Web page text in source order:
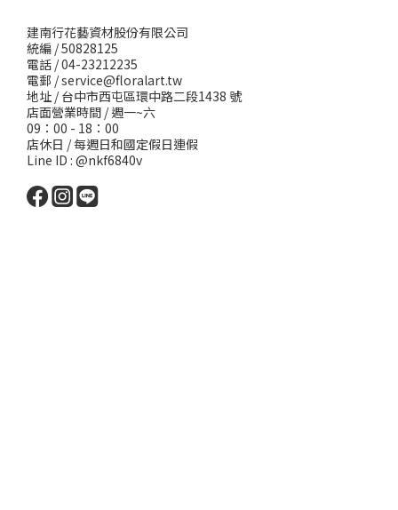
建南行花藝資材股份有限公司
統編 / 50828125
電話 / 04-23212235
電郵 /service@floralart.tw
地址 / 台中市西屯區環中路二段1438 號
店面營業時間 / 週一~六
09：00 - 18：00
店休日 / 每週日和國定假日連假
Line ID : @nkf6840v